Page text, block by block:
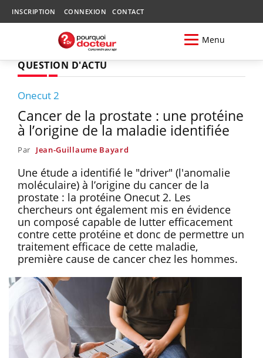
INSCRIPTION CONNEXION CONTACT
Menu
QUESTION D'ACTU
Onecut 2
Cancer de la prostate : une protéine
à l’origine de la maladie identifiée
Par Jean-Guillaume Bayard
Une étude a identifié le "driver" (l'anomalie
moléculaire) à l’origine du cancer de la
prostate : la protéine Onecut 2. Les
chercheurs ont également mis en évidence
un composé capable de lutter efficacement
contre cette protéine et donc de permettre un
traitement efficace de cette maladie,
première cause de cancer chez les hommes.